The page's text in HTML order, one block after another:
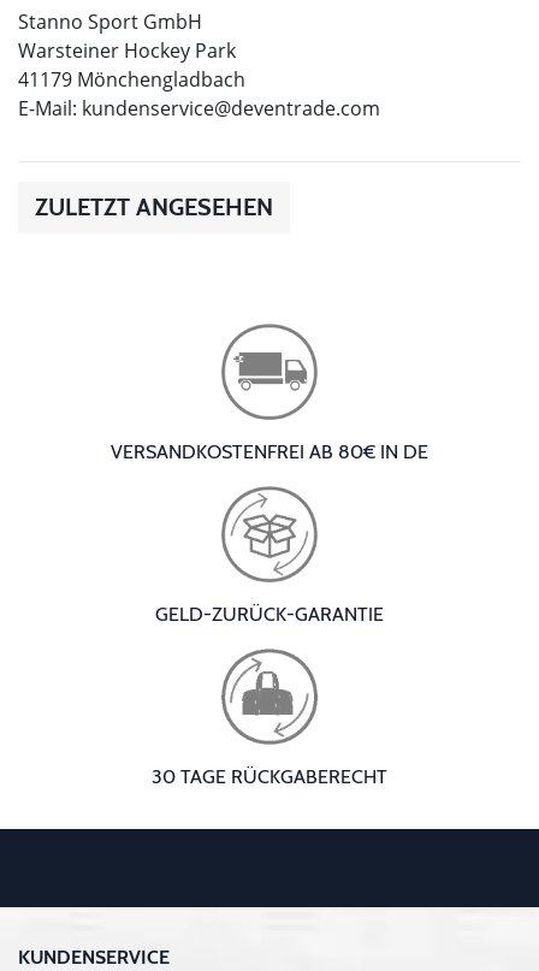
Stanno Sport GmbH
Warsteiner Hockey Park
41179 Mönchengladbach
E-Mail: kundenservice@deventrade.com
ZULETZT ANGESEHEN
VERSANDKOSTENFREI AB 80€ IN DE
GELD-ZURÜCK-GARANTIE
30 TAGE RÜCKGABERECHT
KUNDENSERVICE